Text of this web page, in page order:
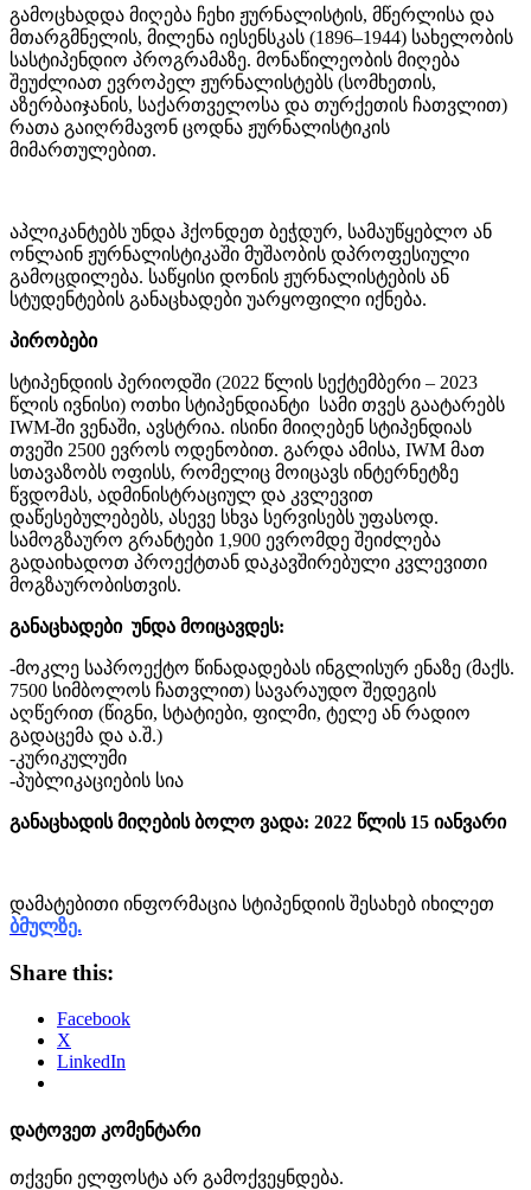
გამოცხადდა მიღება ჩეხი ჟურნალისტის, მწერლისა და
მთარგმნელის, მილენა იესენსკას (1896–1944) სახელობის
სასტიპენდიო პროგრამაზე. მონაწილეობის მიღება
შეუძლიათ ევროპელ ჟურნალისტებს (სომხეთის,
აზერბაიჯანის, საქართველოსა და თურქეთის ჩათვლით)
რათა გაიღრმავონ ცოდნა ჟურნალისტიკის
მიმართულებით.
აპლიკანტებს უნდა ჰქონდეთ ბეჭდურ, სამაუწყებლო ან
ონლაინ ჟურნალისტიკაში მუშაობის დპროფესიული
გამოცდილება. საწყისი დონის ჟურნალისტების ან
სტუდენტების განაცხადები უარყოფილი იქნება.
პირობები
სტიპენდიის პერიოდში (2022 წლის სექტემბერი – 2023
წლის ივნისი) ოთხი სტიპენდიანტი სამი თვეს გაატარებს
IWM-ში ვენაში, ავსტრია. ისინი მიიღებენ სტიპენდიას
თვეში 2500 ევროს ოდენობით. გარდა ამისა, IWM მათ
სთავაზობს ოფისს, რომელიც მოიცავს ინტერნეტზე
წვდომას, ადმინისტრაციულ და კვლევით
დაწესებულებებს, ასევე სხვა სერვისებს უფასოდ.
სამოგზაურო გრანტები 1,900 ევრომდე შეიძლება
გადაიხადოთ პროექტთან დაკავშირებული კვლევითი
მოგზაურობისთვის.
განაცხადები უნდა მოიცავდეს:
-მოკლე საპროექტო წინადადებას ინგლისურ ენაზე (მაქს.
7500 სიმბოლოს ჩათვლით) სავარაუდო შედეგის
აღწერით (წიგნი, სტატიები, ფილმი, ტელე ან რადიო
გადაცემა და ა.შ.)
-კურიკულუმი
-პუბლიკაციების სია
განაცხადის მიღების ბოლო ვადა: 2022 წლის 15 იანვარი
დამატებითი ინფორმაცია სტიპენდიის შესახებ იხილეთ
ბმულზე.
Share this:
Facebook
X
LinkedIn
დატოვეთ კომენტარი
თქვენი ელფოსტა არ გამოქვეყნდება.